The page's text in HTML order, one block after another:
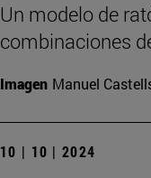
Un modelo de
combinaciones
Imagen Manuel
10 | 10 | 2024